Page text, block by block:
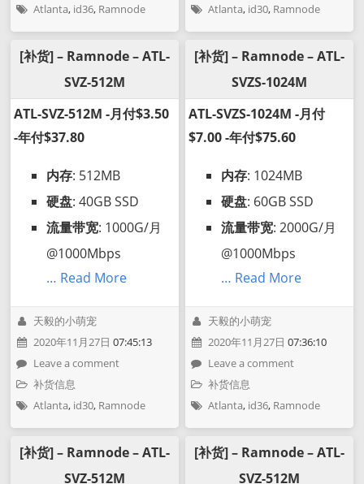
Atlanta, id36, Ramnode
[补货] – Ramnode – ATL-
SVZ-512M
ATL-SVZ-512M -月付$3.50
-年付$37.80
内存: 512MB
硬盘: 40GB SSD
流量带宽: 1000G/月
@1000Mbps
… Read More
天毅的小萌宠
2020年11月27日 07:45:13
Leave a comment
补货信息
Atlanta, id30, Ramnode
[补货] – Ramnode – ATL-
SVZ-512M
Atlanta, id30, Ramnode
[补货] – Ramnode – ATL-
SVZS-1024M
ATL-SVZS-1024M -月付
$7.00 -年付$75.60
内存: 1024MB
硬盘: 60GB SSD
流量带宽: 2000G/月
@1000Mbps
… Read More
天毅的小萌宠
2020年11月27日 07:36:10
Leave a comment
补货信息
Atlanta, id36, Ramnode
[补货] – Ramnode – ATL-
SVZ-512M